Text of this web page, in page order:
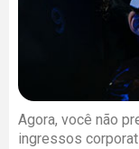
Agora, você não
ingressos